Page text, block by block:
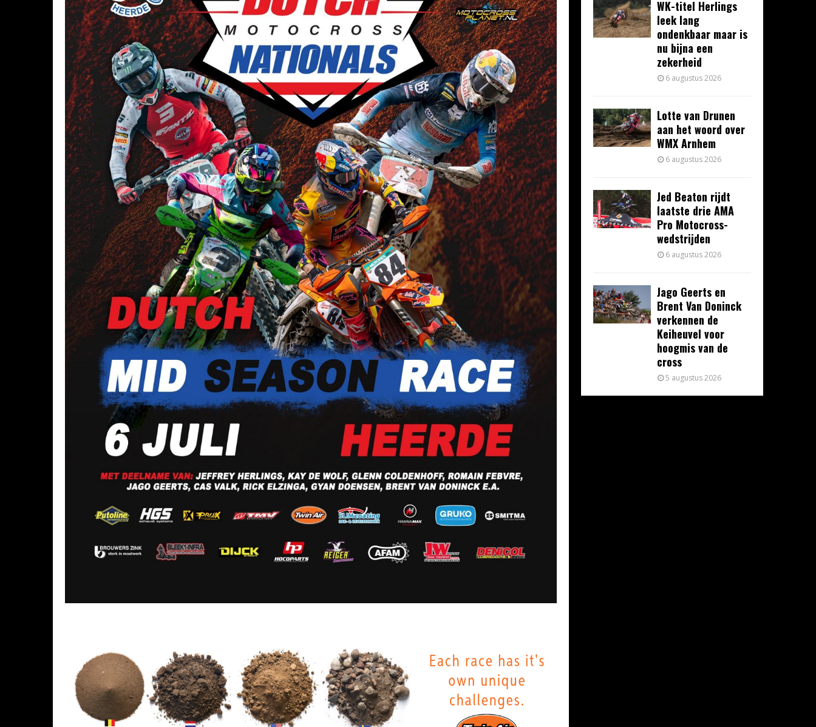
WK-titel Herlings
leek lang
ondenkbaar maar is
nu bijna een
zekerheid
6 augustus 2026
Lotte van Drunen
aan het woord over
WMX Arnhem
6 augustus 2026
Jed Beaton rijdt
laatste drie AMA
Pro Motocross-
wedstrijden
6 augustus 2026
Jago Geerts en
Brent Van Doninck
verkennen de
Keiheuvel voor
hoogmis van de
cross
5 augustus 2026